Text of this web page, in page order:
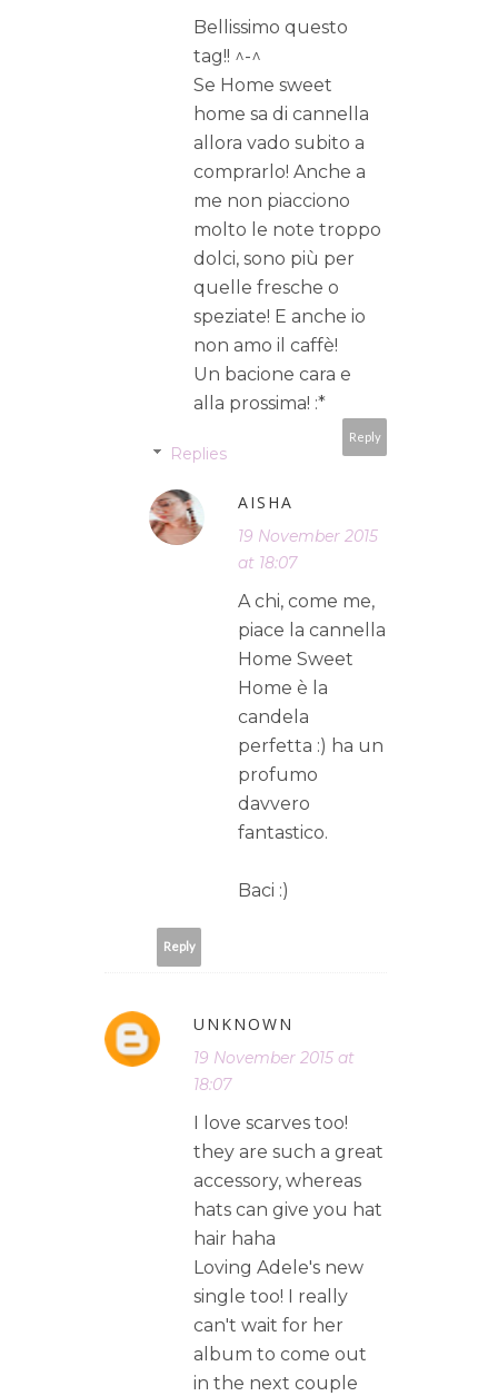
Bellissimo questo
tag!! ^-^
Se Home sweet
home sa di cannella
allora vado subito a
comprarlo! Anche a
me non piacciono
molto le note troppo
dolci, sono più per
quelle fresche o
speziate! E anche io
non amo il caffè!
Un bacione cara e
alla prossima! :*
Reply
Replies
AISHA
19 November 2015
at 18:07
A chi, come me,
piace la cannella
Home Sweet
Home è la
candela
perfetta :) ha un
profumo
davvero
fantastico.
Baci :)
Reply
UNKNOWN
19 November 2015 at
18:07
I love scarves too!
they are such a great
accessory, whereas
hats can give you hat
hair haha
Loving Adele's new
single too! I really
can't wait for her
album to come out
in the next couple